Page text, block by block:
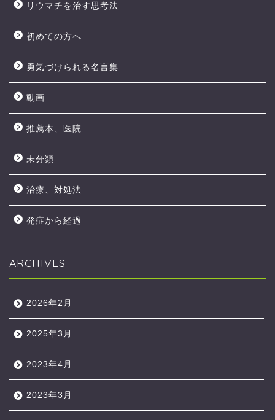
リウマチを治す思考法
初めての方へ
勇気づけられる名言集
動画
推薦本、医院
未分類
治療、対処法
発症から経過
ARCHIVES
2026年2月
2025年3月
2023年4月
2023年3月